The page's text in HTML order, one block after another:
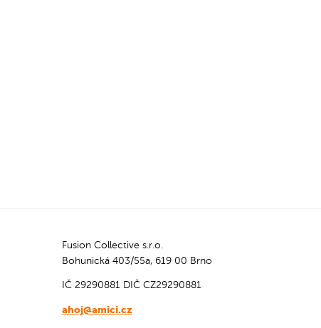
Fusion Collective s.r.o.
Bohunická 403/55a, 619 00 Brno
IČ 29290881 DIČ CZ29290881
ahoj@amici.cz